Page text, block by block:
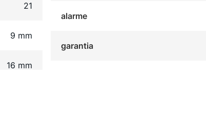
21
9 mm
16 mm
alarme
garantia